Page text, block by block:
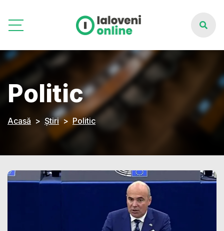
Politic
Acasă Știri Politic